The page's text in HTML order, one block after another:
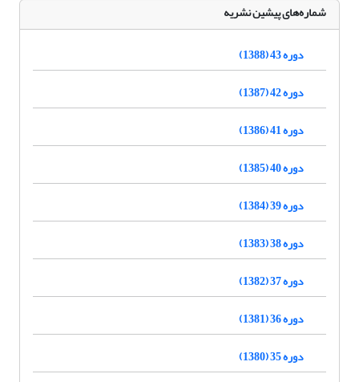
شماره‌های پیشین نشریه
دوره 43 (1388)
دوره 42 (1387)
دوره 41 (1386)
دوره 40 (1385)
دوره 39 (1384)
دوره 38 (1383)
دوره 37 (1382)
دوره 36 (1381)
دوره 35 (1380)